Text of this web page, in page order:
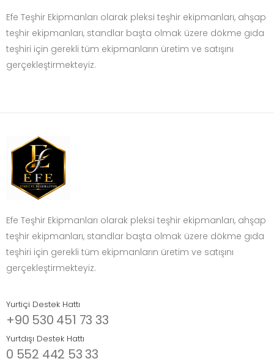
Efe Teşhir Ekipmanları olarak pleksi teşhir ekipmanları, ahşap
teşhir ekipmanları, standlar başta olmak üzere dökme gıda
teşhiri için gerekli tüm ekipmanların üretim ve satışını
gerçekleştirmekteyiz.
Efe Teşhir Ekipmanları olarak pleksi teşhir ekipmanları, ahşap
teşhir ekipmanları, standlar başta olmak üzere dökme gıda
teşhiri için gerekli tüm ekipmanların üretim ve satışını
gerçekleştirmekteyiz.
Yurtiçi Destek Hattı
+90 530 451 73 33
Yurtdışı Destek Hattı
0 552 442 53 33